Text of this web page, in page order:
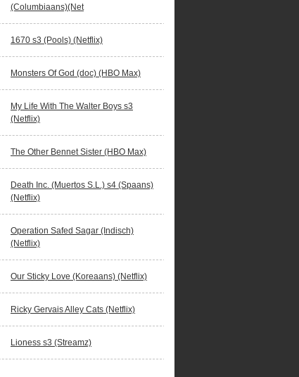
(Columbiaans)(Net
1670 s3 (Pools) (Netflix)
Monsters Of God (doc) (HBO Max)
My Life With The Walter Boys s3
(Netflix)
The Other Bennet Sister (HBO Max)
Death Inc. (Muertos S.L.) s4 (Spaans)
(Netflix)
Operation Safed Sagar (Indisch)
(Netflix)
Our Sticky Love (Koreaans) (Netflix)
Ricky Gervais Alley Cats (Netflix)
Lioness s3 (Streamz)